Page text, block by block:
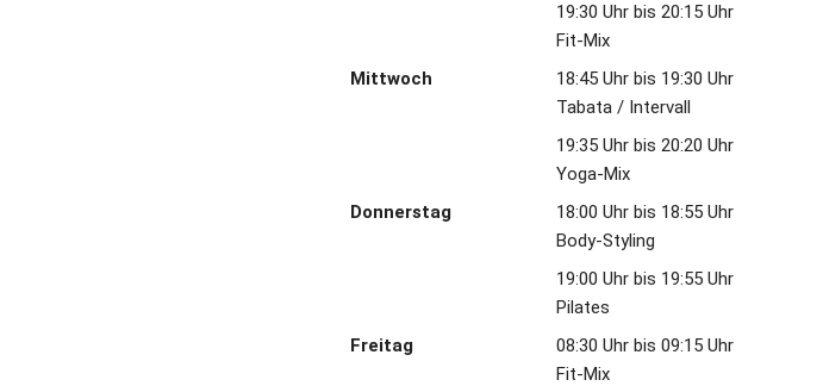
19:30 Uhr bis 20:15 Uhr
Fit-Mix
Mittwoch
18:45 Uhr bis 19:30 Uhr
Tabata / Intervall
19:35 Uhr bis 20:20 Uhr
Yoga-Mix
Donnerstag
18:00 Uhr bis 18:55 Uhr
Body-Styling
19:00 Uhr bis 19:55 Uhr
Pilates
Freitag
08:30 Uhr bis 09:15 Uhr
Fit-Mix